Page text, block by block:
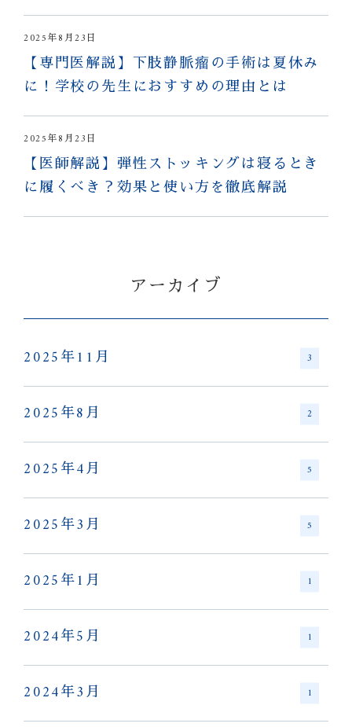
2025年8月23日
【専門医解説】下肢静脈瘤の手術は夏休み
に！学校の先生におすすめの理由とは
2025年8月23日
【医師解説】弾性ストッキングは寝るとき
に履くべき？効果と使い方を徹底解説
アーカイブ
2025年11月 3
2025年8月 2
2025年4月 5
2025年3月 5
2025年1月 1
2024年5月 1
2024年3月 1